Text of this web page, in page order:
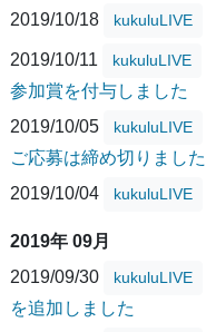
2019/10/18
kukuluLIVE
2019/10/11 kukuluLIVE
参加賞を付与しました
2019/10/05
kukuluLIVE
ご応募は締め切りました
2019/10/04
kukuluLIVE
2019年 09月
2019/09/30
kukuluLIVE
を追加しました